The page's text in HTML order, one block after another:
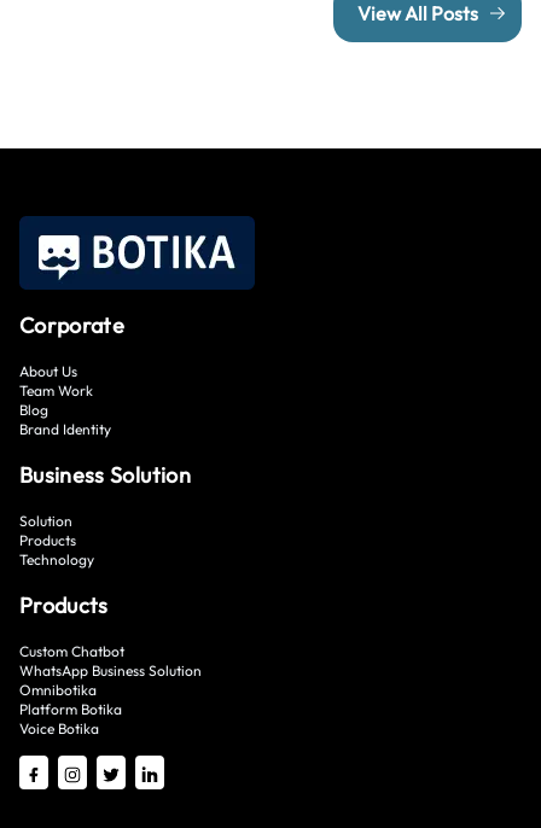
View All Posts
Corporate
About Us
Team Work
Blog
Brand Identity
Business Solution
Solution
Products
Technology
Products
Custom Chatbot
WhatsApp Business Solution
Omnibotika
Platform Botika
Voice Botika